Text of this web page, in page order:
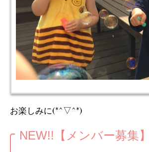
お楽しみに(*^▽^*)
NEW!!【メンバー募集】